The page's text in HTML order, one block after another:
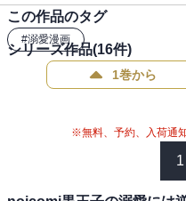
この作品のタグ
#溺愛漫画
シリーズ作品(16件)
1巻から
※無料、予約、入荷通
1